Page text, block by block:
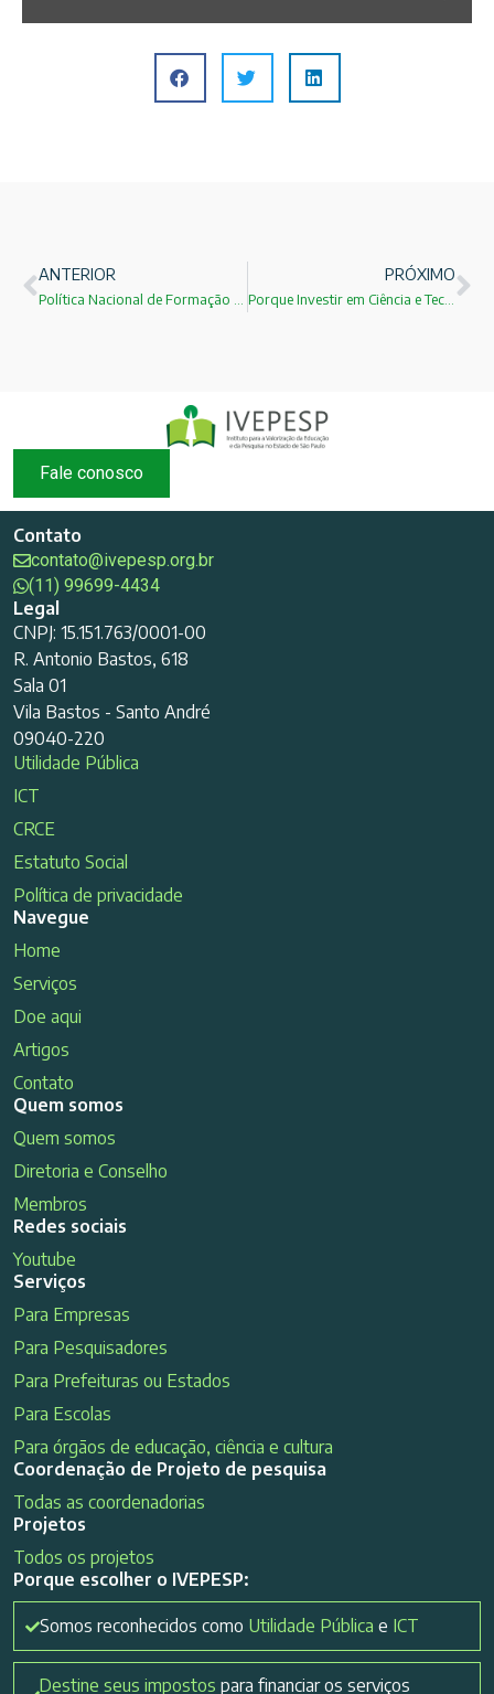
ANTERIOR PRÓXIMO
Porque Investir em Ciência e Tecnologia? Paulo Saldiva
Fale conosco
Contato
contato@ivepesp.org.br
(11) 99699-4434
Legal
CNPJ: 15.151.763/0001-00
R. Antonio Bastos, 618
Sala 01
Vila Bastos - Santo André
09040-220
Utilidade Pública
ICT
CRCE
Estatuto Social
Política de privacidade
Navegue
Home
Serviços
Doe aqui
Artigos
Contato
Quem somos
Quem somos
Diretoria e Conselho
Membros
Redes sociais
Youtube
Serviços
Para Empresas
Para Pesquisadores
Para Prefeituras ou Estados
Para Escolas
Para órgãos de educação, ciência e cultura
Coordenação de Projeto de pesquisa
Todas as coordenadorias
Projetos
Todos os projetos
Porque escolher o IVEPESP:
Somos reconhecidos como Utilidade Pública e ICT
Destine seus impostos para financiar os serviços